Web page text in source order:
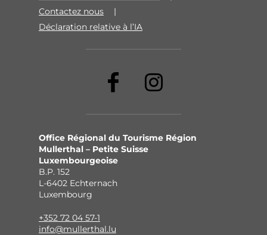
Contactez nous
Déclaration relative à l’IA
Office Régional du Tourisme Région
Mullerthal – Petite Suisse
Luxembourgeoise
B.P. 152
L-6402 Echternach
Luxembourg
+352 72 04 57-1
info@mullerthal.lu